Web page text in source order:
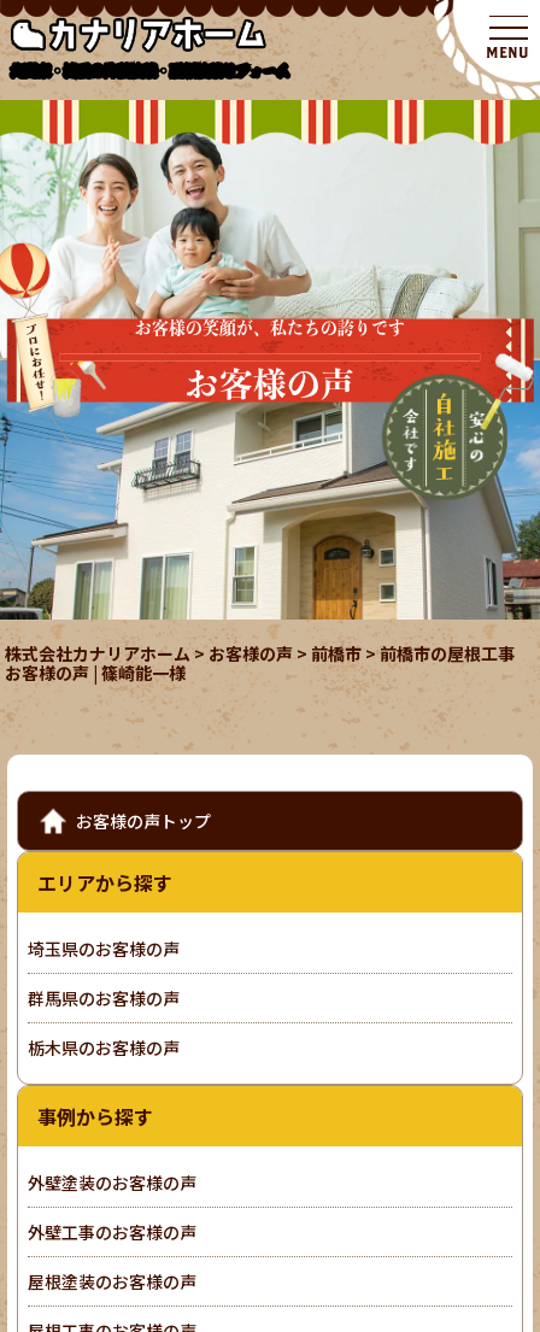
北関東・埼玉の外壁塗装・屋根塗装リフォーム
お客様の笑顔が、私たちの誇りです
お客様の声
株式会社カナリアホーム>お客様の声> 前橋市 >前橋市の屋根工事
お客様の声 | 篠崎能一様
お客様の声トップ
エリアから探す
埼玉県のお客様の声
群馬県のお客様の声
栃木県のお客様の声
事例から探す
外壁塗装のお客様の声
外壁工事のお客様の声
屋根塗装のお客様の声